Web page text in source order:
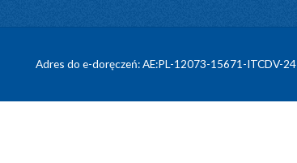
Adres do e-doręczeń: AE:PL-12073-15671-ITCDV-24